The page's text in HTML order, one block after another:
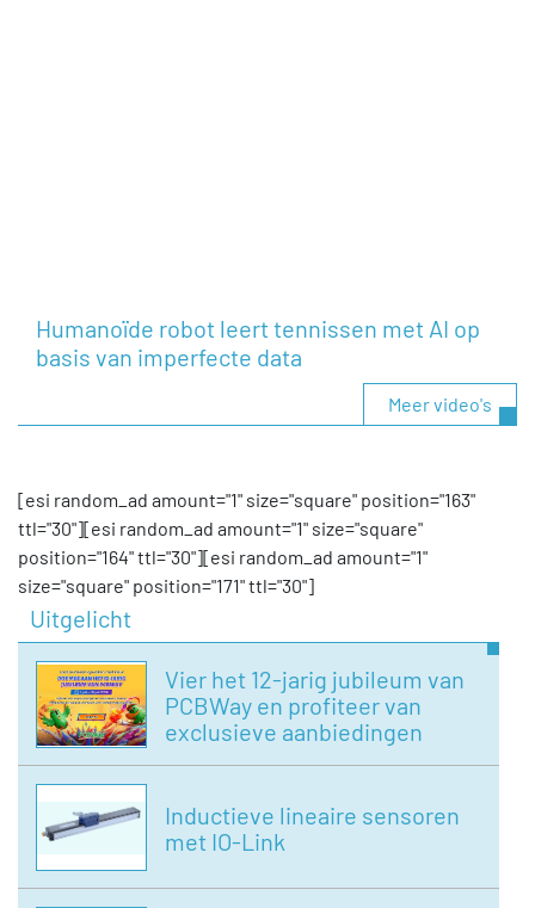
Humanoïde robot leert tennissen met AI op
basis van imperfecte data
Meer video's
[esi random_ad amount="1" size="square" position="163"
ttl="30"][esi random_ad amount="1" size="square"
position="164" ttl="30"][esi random_ad amount="1"
size="square" position="171" ttl="30"]
Uitgelicht
Vier het 12-jarig jubileum van
PCBWay en profiteer van
exclusieve aanbiedingen
Inductieve lineaire sensoren
met IO-Link